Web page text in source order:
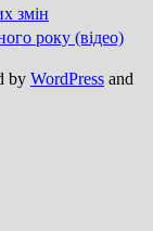
змін
року (відео)
by WordPress and